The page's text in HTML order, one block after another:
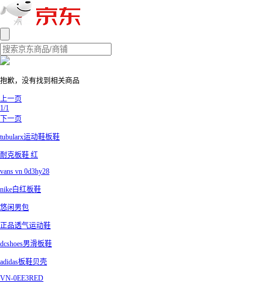
抱歉，没有找到相关商品
上一页
1/1
下一页
tubularx运动鞋板鞋
耐克板鞋 红
vans vn 0d3hy28
nike白红板鞋
悠闲男包
正品透气运动鞋
dcshoes男滑板鞋
adidas板鞋贝壳
VN-0EE3RED